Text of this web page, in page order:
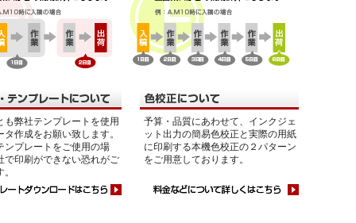
も弊社テンプレートを使用
タ作成をお願い致します。
ンプレートをご使用の場
で印刷ができない恐れがご
予算・品質にあわせて、インクジェ
ット出力の簡易色校正と実際の用紙
に印刷する本機色校正の２パターン
をご用意しております。